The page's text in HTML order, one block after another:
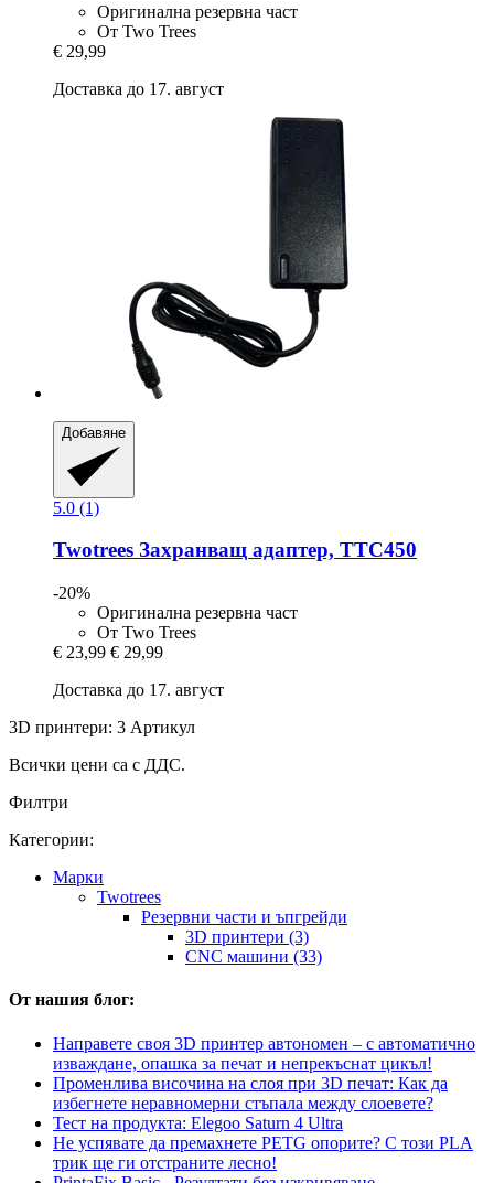
Оригинална резервна част
От Two Trees
€ 29,99
Доставка до 17. август
Добавяне
5.0 (1)
Twotrees Захранващ адаптер, TTC450
-20%
Оригинална резервна част
От Two Trees
€ 23,99 € 29,99
Доставка до 17. август
3D принтери: 3 Артикул
Всички цени са с ДДС.
Филтри
Категории:
Mарки
Twotrees
Резервни части и ъпгрейди
3D принтери (3)
CNC машини (33)
От нашия блог:
Направете своя 3D принтер автономен – с автоматично
изваждане, опашка за печат и непрекъснат цикъл!
Променлива височина на слоя при 3D печат: Как да
избегнете неравномерни стъпала между слоевете?
Тест на продукта: Elegoo Saturn 4 Ultra
Не успявате да премахнете PETG опорите? С този PLA
трик ще ги отстраните лесно!